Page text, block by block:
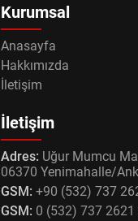
Kurumsal
Anasayfa
Hakkımızda
İletişim
İletişim
Adres: Uğur Mumcu
06370 Yenimahalle/
GSM: +90 (532) 737
GSM: 0 (532) 737